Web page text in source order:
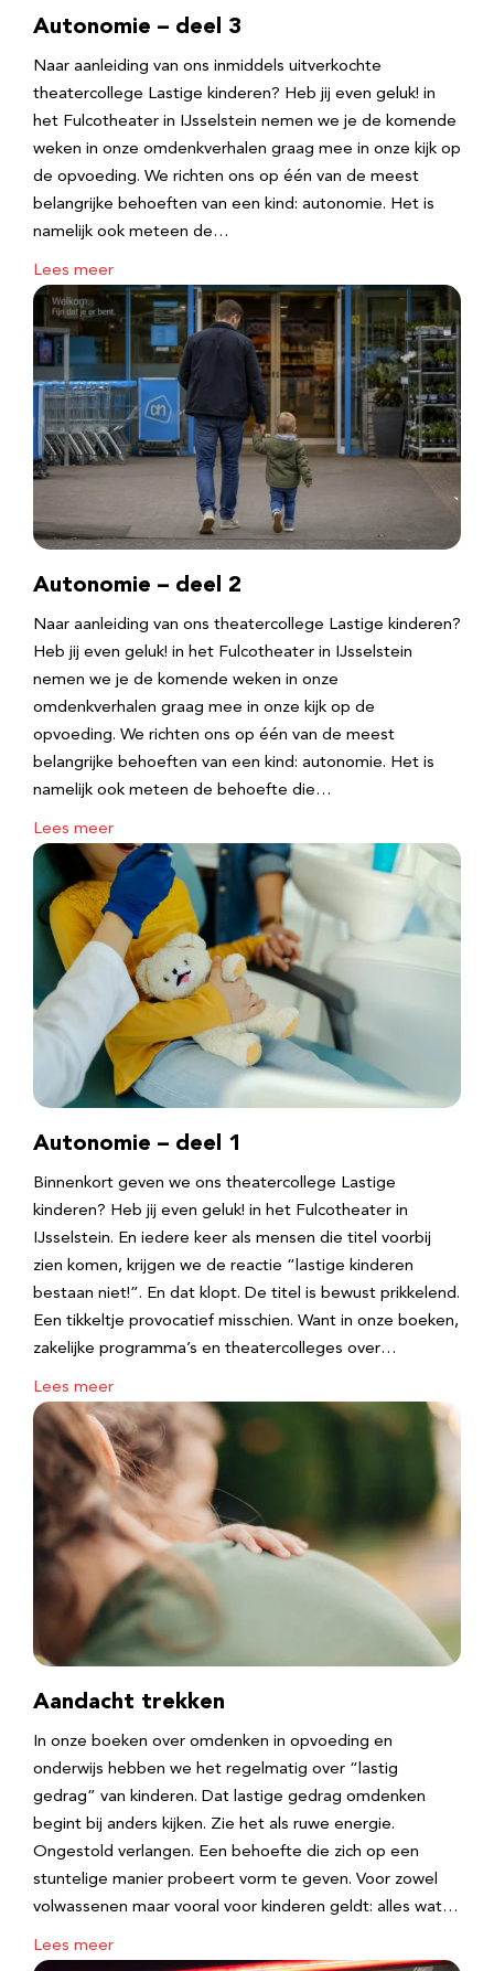
Autonomie – deel 3
Naar aanleiding van ons inmiddels uitverkochte
theatercollege Lastige kinderen? Heb jij even geluk! in
het Fulcotheater in IJsselstein nemen we je de komende
weken in onze omdenkverhalen graag mee in onze kijk op
de opvoeding. We richten ons op één van de meest
belangrijke behoeften van een kind: autonomie. Het is
namelijk ook meteen de…
Lees meer
Autonomie – deel 2
Naar aanleiding van ons theatercollege Lastige kinderen?
Heb jij even geluk! in het Fulcotheater in IJsselstein
nemen we je de komende weken in onze
omdenkverhalen graag mee in onze kijk op de
opvoeding. We richten ons op één van de meest
belangrijke behoeften van een kind: autonomie. Het is
namelijk ook meteen de behoefte die…
Lees meer
Autonomie – deel 1
Binnenkort geven we ons theatercollege Lastige
kinderen? Heb jij even geluk! in het Fulcotheater in
IJsselstein. En iedere keer als mensen die titel voorbij
zien komen, krijgen we de reactie “lastige kinderen
bestaan niet!”. En dat klopt. De titel is bewust prikkelend.
Een tikkeltje provocatief misschien. Want in onze boeken,
zakelijke programma’s en theatercolleges over…
Lees meer
Aandacht trekken
In onze boeken over omdenken in opvoeding en
onderwijs hebben we het regelmatig over “lastig
gedrag” van kinderen. Dat lastige gedrag omdenken
begint bij anders kijken. Zie het als ruwe energie.
Ongestold verlangen. Een behoefte die zich op een
stuntelige manier probeert vorm te geven. Voor zowel
volwassenen maar vooral voor kinderen geldt: alles wat…
Lees meer